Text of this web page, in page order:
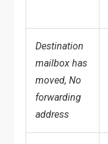
Destination
mailbox has
moved, No
forwarding
address